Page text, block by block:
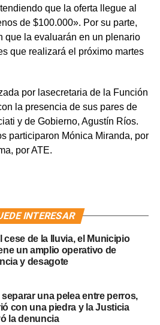
que la oferta llegue al
de $100.000». Por su parte,
que la evaluarán en un plenario
que realizará el próximo martes
por lasecretaria de la Función
la presencia de sus pares de
y de Gobierno, Agustín Ríos.
participaron Mónica Miranda, por
por ATE.
INTERESAR
cese de la lluvia, el Municipio
un amplio operativo de
y desagote
una pelea entre perros,
con una piedra y la Justicia
la denuncia